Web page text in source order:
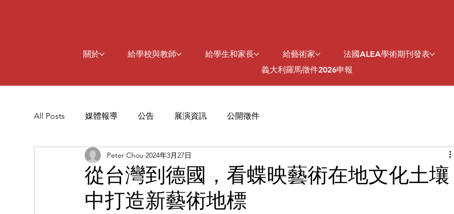
關於 給學校與教師 給學生和家長 給藝術家 法國ALEA學術期刊發表
義大利羅馬徵件2026申報
All Posts 媒體報導 公告 展演資訊 公開徵件
從台灣到德國，看蝶映藝術在地文化土壤
中打造新藝術地標
Peter Chou 2024年3月27日